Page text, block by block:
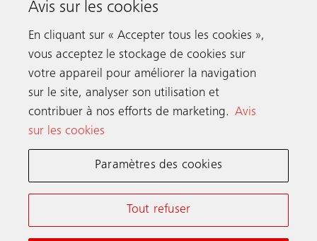
Fax +352 49 51 54
Prenez contact
Schindler dans le monde
Notice d’information et Paramètres cookies
Avis sur les cookies
En cliquant sur « Accepter tous les cookies »,
vous acceptez le stockage de cookies sur
votre appareil pour améliorer la navigation
sur le site, analyser son utilisation et
contribuer à nos efforts de marketing. Avis
sur les cookies
Paramètres des cookies
Tout refuser